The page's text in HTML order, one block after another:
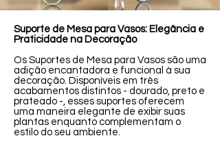
Suporte de Mesa para Vasos: Elegância e
Praticidade na Decoração
Os Suportes de Mesa para Vasos são uma
adição encantadora e funcional à sua
decoração. Disponíveis em três
acabamentos distintos - dourado, preto e
prateado -, esses suportes oferecem
uma maneira elegante de exibir suas
plantas enquanto complementam o
estilo do seu ambiente.